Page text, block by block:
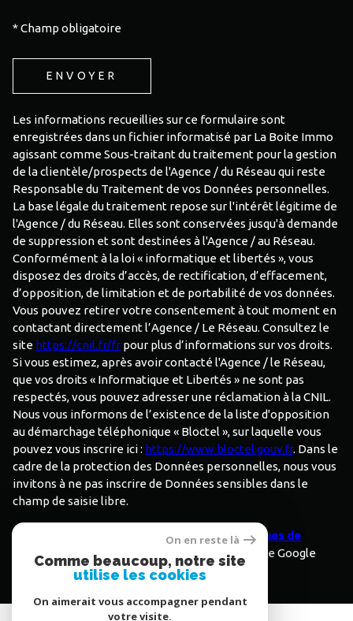
* Champ obligatoire
ENVOYER
Les informations recueillies sur ce formulaire sont
enregistrées dans un fichier informatisé par La Boite Immo
agissant comme Sous-traitant du traitement pour la gestion
de la clientèle/prospects de l'Agence / du Réseau qui reste
Responsable du Traitement de vos Données personnelles.
La base légale du traitement repose sur l'intérêt légitime de
l'Agence / du Réseau. Elles sont conservées jusqu'à demande
de suppression et sont destinées à l'Agence / au Réseau.
Conformément à la loi « informatique et libertés », vous
disposez des droits d’accès, de rectification, d’effacement,
d’opposition, de limitation et de portabilité de vos données.
Vous pouvez retirer votre consentement à tout moment en
contactant directement l’Agence / Le Réseau. Consultez le
site https://cnil.fr/fr pour plus d’informations sur vos droits.
Si vous estimez, après avoir contacté l'Agence / le Réseau,
que vos droits « Informatique et Libertés » ne sont pas
respectés, vous pouvez adresser une réclamation à la CNIL.
Nous vous informons de l’existence de la liste d'opposition
au démarchage téléphonique « Bloctel », sur laquelle vous
pouvez vous inscrire ici : https://www.bloctel.gouv.fr. Dans le
cadre de la protection des Données personnelles, nous vous
invitons à ne pas inscrire de Données sensibles dans le
champ de saisie libre.
Ce site est protégé par reCAPTCHA, les Politiques de
Confidentialité
Conditions d'utilisation
de Google
s'appliquent.
On en reste là
Comme beaucoup, notre site
utilise les cookies
On aimerait vous accompagner pendant
votre visite.